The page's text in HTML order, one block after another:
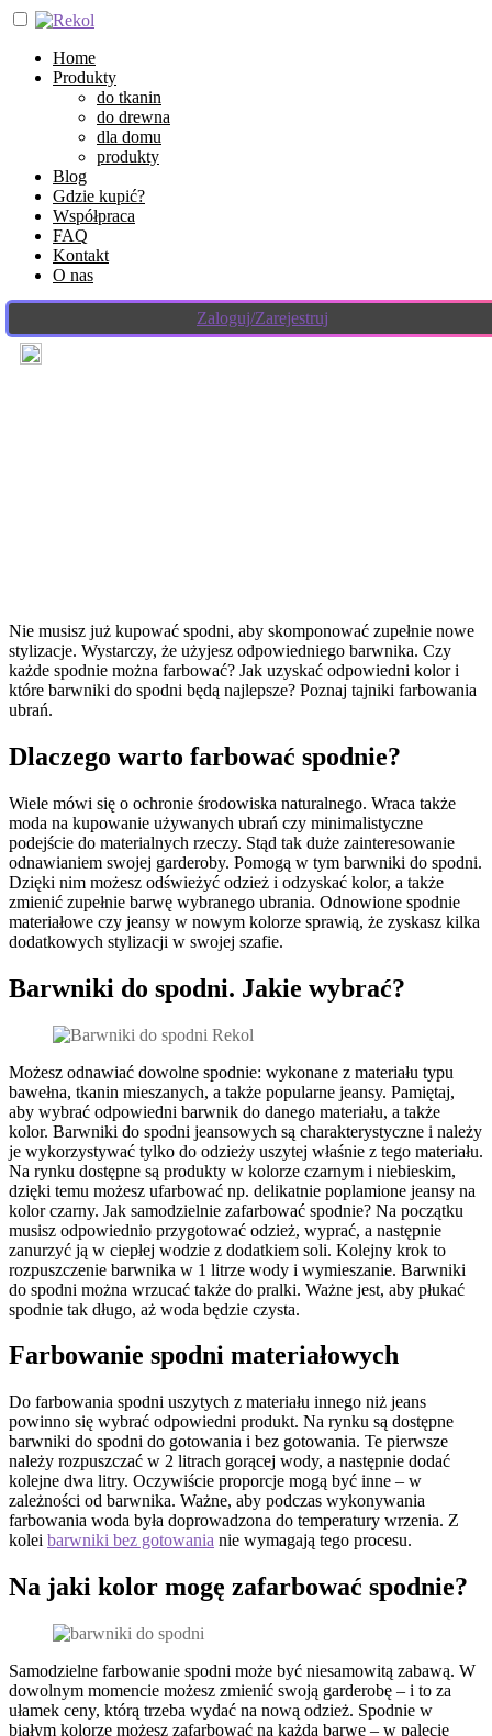
Home
Produkty
do tkanin
do drewna
dla domu
produkty
Blog
Gdzie kupić?
Współpraca
FAQ
Kontakt
O nas
Zaloguj/Zarejestruj
Nie musisz już kupować spodni, aby skomponować zupełnie nowe
stylizacje. Wystarczy, że użyjesz odpowiedniego barwnika. Czy
każde spodnie można farbować? Jak uzyskać odpowiedni kolor i
które barwniki do spodni będą najlepsze? Poznaj tajniki farbowania
ubrań.
Dlaczego warto farbować spodnie?
Wiele mówi się o ochronie środowiska naturalnego. Wraca także
moda na kupowanie używanych ubrań czy minimalistyczne
podejście do materialnych rzeczy. Stąd tak duże zainteresowanie
odnawianiem swojej garderoby. Pomogą w tym barwniki do spodni.
Dzięki nim możesz odświeżyć odzież i odzyskać kolor, a także
zmienić zupełnie barwę wybranego ubrania. Odnowione spodnie
materiałowe czy jeansy w nowym kolorze sprawią, że zyskasz kilka
dodatkowych stylizacji w swojej szafie.
Barwniki do spodni. Jakie wybrać?
Możesz odnawiać dowolne spodnie: wykonane z materiału typu
bawełna, tkanin mieszanych, a także popularne jeansy. Pamiętaj,
aby wybrać odpowiedni barwnik do danego materiału, a także
kolor. Barwniki do spodni jeansowych są charakterystyczne i należy
je wykorzystywać tylko do odzieży uszytej właśnie z tego materiału.
Na rynku dostępne są produkty w kolorze czarnym i niebieskim,
dzięki temu możesz ufarbować np. delikatnie poplamione jeansy na
kolor czarny. Jak samodzielnie zafarbować spodnie? Na początku
musisz odpowiednio przygotować odzież, wyprać, a następnie
zanurzyć ją w ciepłej wodzie z dodatkiem soli. Kolejny krok to
rozpuszczenie barwnika w 1 litrze wody i wymieszanie. Barwniki
do spodni można wrzucać także do pralki. Ważne jest, aby płukać
spodnie tak długo, aż woda będzie czysta.
Farbowanie spodni materiałowych
Do farbowania spodni uszytych z materiału innego niż jeans
powinno się wybrać odpowiedni produkt. Na rynku są dostępne
barwniki do spodni do gotowania i bez gotowania. Te pierwsze
należy rozpuszczać w 2 litrach gorącej wody, a następnie dodać
kolejne dwa litry. Oczywiście proporcje mogą być inne – w
zależności od barwnika. Ważne, aby podczas wykonywania
farbowania woda była doprowadzona do temperatury wrzenia. Z
kolei barwniki bez gotowania nie wymagają tego procesu.
Na jaki kolor mogę zafarbować spodnie?
Samodzielne farbowanie spodni może być niesamowitą zabawą. W
dowolnym momencie możesz zmienić swoją garderobę – i to za
ułamek ceny, którą trzeba wydać na nową odzież. Spodnie w
białym kolorze możesz zafarbować na każdą barwę – w palecie